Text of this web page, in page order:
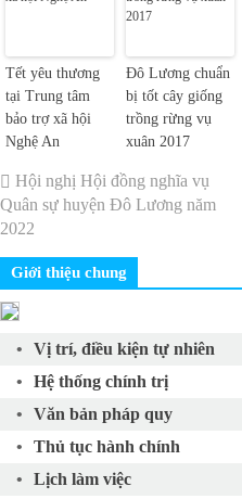
Tết yêu thương
tại Trung tâm
bảo trợ xã hội
Nghệ An
Đô Lương chuẩn
bị tốt cây giống
trồng rừng vụ
xuân 2017
Hội nghị Hội đồng nghĩa vụ
Quân sự huyện Đô Lương năm
2022
Giới thiệu chung
Vị trí, điều kiện tự nhiên
Hệ thống chính trị
Văn bản pháp quy
Thủ tục hành chính
Lịch làm việc